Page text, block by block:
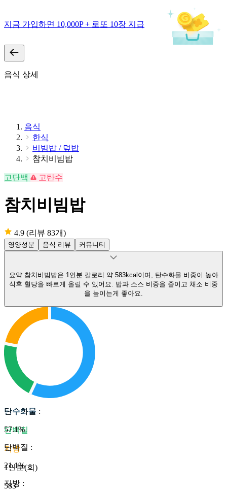
지금 가입하면 10,000P + 로또 10장 지급
음식 상세
음식
한식
비빔밥 / 덮밥
참치비빔밥
고단백 고탄수
참치비빔밥
4.9 (리뷰 83개)
영양성분 음식 리뷰 커뮤니티
요약 참치비빔밥은 1인분 칼로리 약 583kcal이며, 탄수화물 비중이 높아
식후 혈당을 빠르게 올릴 수 있어요. 밥과 소스 비중을 줄이고 채소 비중
을 높이는게 좋아요.
탄수화물
단백질
지방
1인분(회)
583
탄수화물 :
57.1%
단백질 :
21.1%
지방 :